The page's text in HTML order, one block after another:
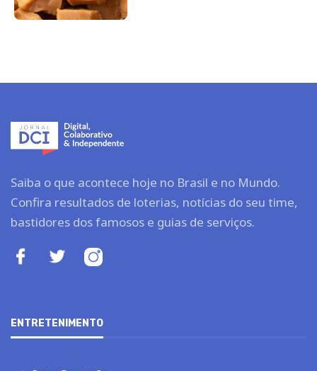
Saiba o que acontece hoje no Brasil e no Mundo.
Confira resultados de loterias, notícias do seu time,
bastidores dos famosos e guias de serviços.
ENTRETENIMENTO